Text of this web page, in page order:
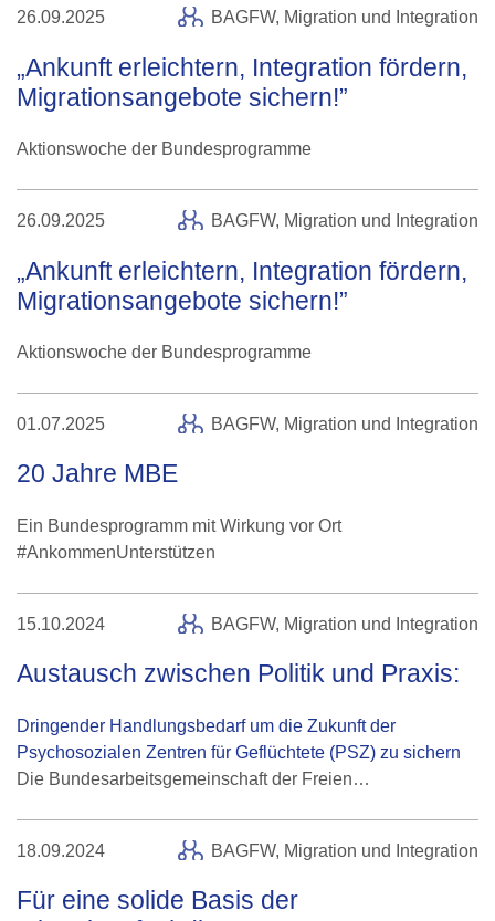
26.09.2025 BAGFW, Migration und Integration
„Ankunft erleichtern, Integration fördern,
Migrationsangebote sichern!”
Aktionswoche der Bundesprogramme
26.09.2025 BAGFW, Migration und Integration
„Ankunft erleichtern, Integration fördern,
Migrationsangebote sichern!”
Aktionswoche der Bundesprogramme
01.07.2025 BAGFW, Migration und Integration
20 Jahre MBE
Ein Bundesprogramm mit Wirkung vor Ort
#AnkommenUnterstützen
15.10.2024 BAGFW, Migration und Integration
Austausch zwischen Politik und Praxis:
Dringender Handlungsbedarf um die Zukunft der
Psychosozialen Zentren für Geflüchtete (PSZ) zu sichern
Die Bundesarbeitsgemeinschaft der Freien…
18.09.2024 BAGFW, Migration und Integration
Für eine solide Basis der